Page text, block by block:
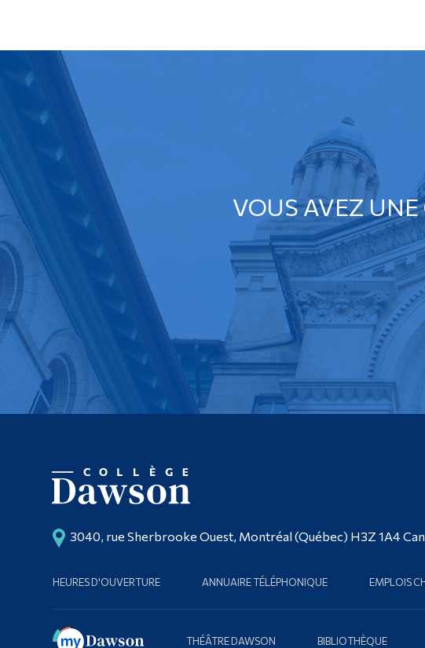
VOUS AVEZ
3040, rue Sherbrooke Ouest, Montréal (Québec) H3Z 1A4
HEURES D'OUVERTURE ANNUAIRE TÉLÉPHONIQUE EMPLOIS
THÉÂTRE DAWSON BIBLIOTHÈQUE